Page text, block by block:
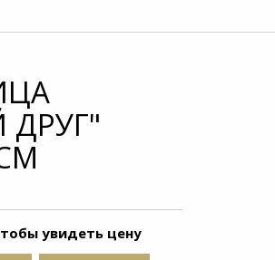
ДРУГ"
увидеть цену